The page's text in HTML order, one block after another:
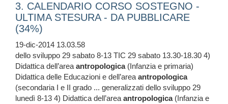
3. CALENDARIO CORSO SOSTEGNO -
ULTIMA STESURA - DA PUBBLICARE
(34%)
19-dic-2014 13.03.58
dello sviluppo 29 sabato 8-13 TIC 29 sabato 13.30-18.30 4)
Didattica dell’areaantropologica(Infanzia e primaria)
Didattica delle Educazioni e dell’areaantropologica
(secondaria I e II grado ... generalizzati dello sviluppo 29
lunedì 8-13 4) Didattica dell’areaantropologica(Infanzia e